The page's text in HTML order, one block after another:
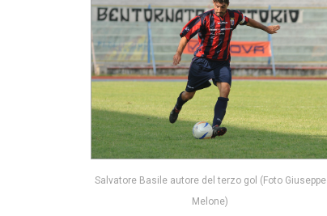
Salvatore Basile autore del terzo gol (Foto Giuseppe
Melone)